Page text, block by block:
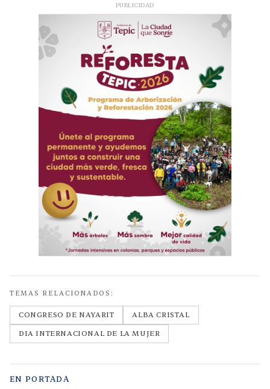
PUBLICIDAD
TEMAS RELACIONADOS:
CONGRESO DE NAYARIT
ALBA CRISTAL
DIA INTERNACIONAL DE LA MUJER
EN PORTADA